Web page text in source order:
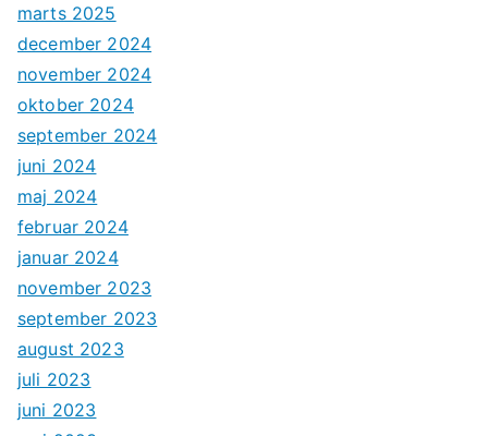
marts 2025
december 2024
november 2024
oktober 2024
september 2024
juni 2024
maj 2024
februar 2024
januar 2024
november 2023
september 2023
august 2023
juli 2023
juni 2023